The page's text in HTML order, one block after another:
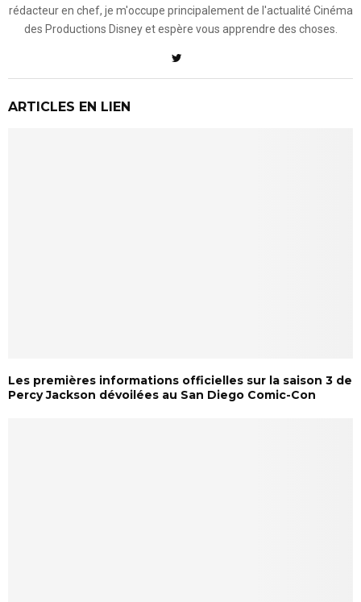
rédacteur en chef, je m'occupe principalement de l'actualité Cinéma
des Productions Disney et espère vous apprendre des choses.
ARTICLES EN LIEN
Les premières informations officielles sur la saison 3 de
Percy Jackson dévoilées au San Diego Comic-Con